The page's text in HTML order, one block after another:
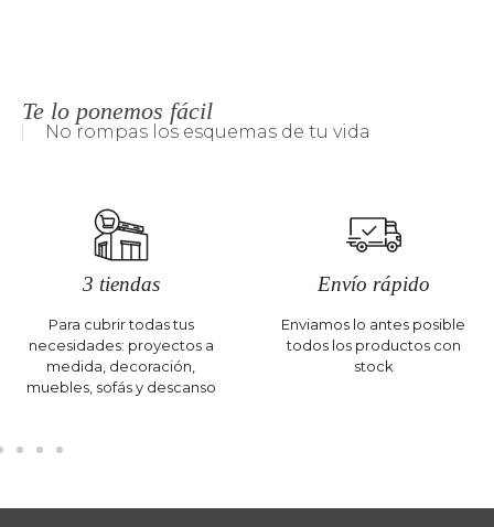
Te lo ponemos fácil
No rompas los esquemas de tu vida
3 tiendas
Para cubrir todas tus
necesidades: proyectos a
medida, decoración,
muebles, sofás y descanso
Envío rápido
Enviamos lo antes posible
todos los productos con
stock